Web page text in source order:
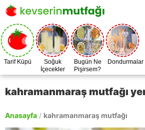
Tarif Küpü
Soğuk
İçecekler
Bugün Ne
Pişirsem?
Dondurmalar
kahramanmaraş mutfağı
Anasayfa / kahramanmaraş mutfağı